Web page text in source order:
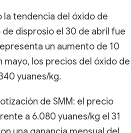
tendencia del óxido de
disprosio el 30 de abril fue
un aumento de 10
mayo, los precios del óxido de
yuanes/kg.
de SMM: el precio
a 6.080 yuanes/kg el 31